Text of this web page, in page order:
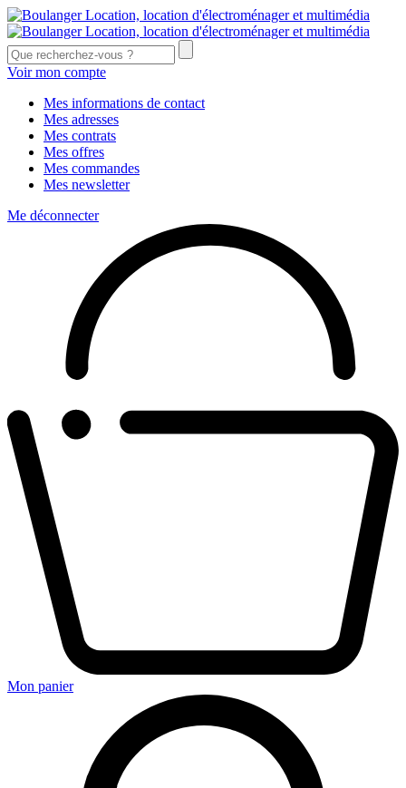
Voir mon compte
Mes informations de contact
Mes adresses
Mes contrats
Mes offres
Mes commandes
Mes newsletter
Me déconnecter
Mon panier